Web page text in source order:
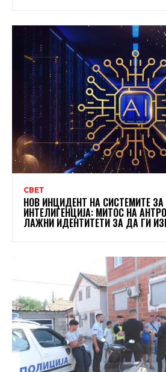
СВЕТ
НОВ ИНЦИДЕНТ НА СИСТЕМИТЕ
ИНТЕЛИГЕНЦИЈА: МИТОС НА
ЛАЖНИ ИДЕНТИТЕТИ ЗА ДА ГИ